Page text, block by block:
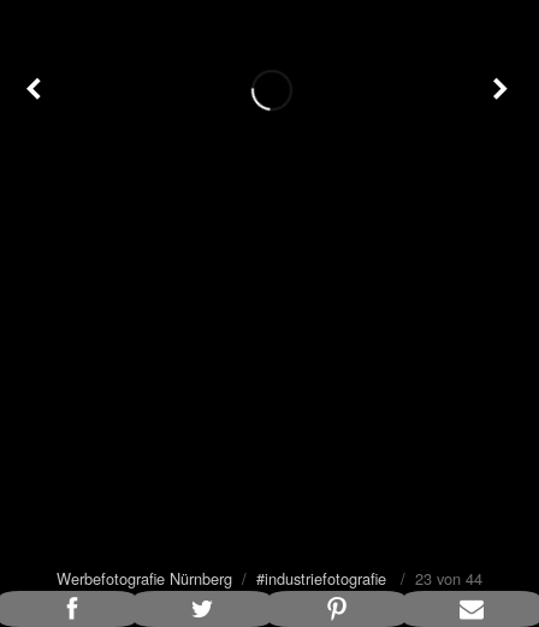
Werbefotografie Nürnberg / #industriefotografie / 23 von 44
Bildunterschrift anzeigen